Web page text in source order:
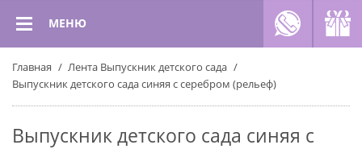
МЕНЮ
Главная
Лента Выпускник детского сада
Выпускник детского сада синяя с серебром (рельеф)
Выпускник детского сада синяя с